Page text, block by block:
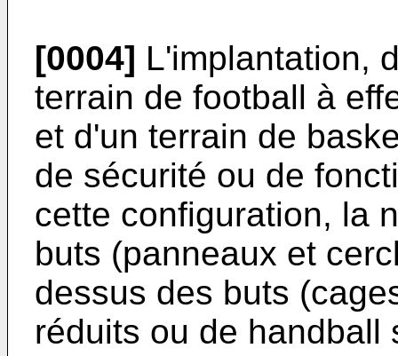
[0004] L'implantation,
terrain de football à
et d'un terrain de
de sécurité ou de
cette configuration, la
buts (panneaux et
dessus des buts
réduits ou de handball